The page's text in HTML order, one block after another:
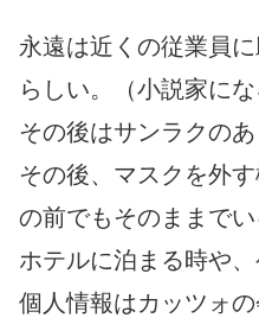
永遠は近くの従業員
らしい。（小説家にな
その後はサンラクの
その後、マスクを外
の前でもそのままでい
ホテルに泊まる時や
個人情報はカッツォ